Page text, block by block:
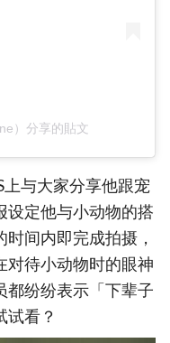
）分享的貼文
与大家分享他跟宠
设定他与小动物的搭
间内即完成拍摄，
对待小动物时的眼神
都纷纷表示「下辈子
试看？